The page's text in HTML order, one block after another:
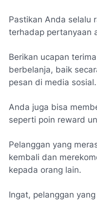
Pastikan Anda selalu
terhadap pertanyaan
Berikan ucapan
berbelanja, baik
pesan di media sosial.
Anda juga bisa
seperti poin reward
Pelanggan yang
kembali dan
kepada orang lain.
Ingat, pelanggan